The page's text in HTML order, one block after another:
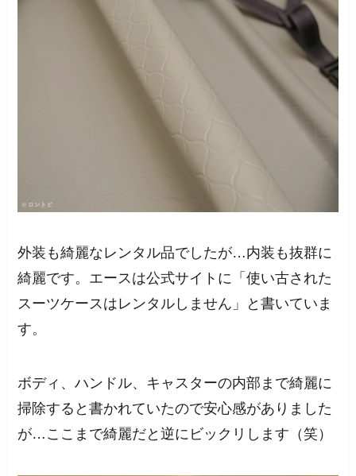
外装も綺麗なレンタル品でしたが…内装も抜群に
綺麗です。エースは公式サイトに「使い古された
スーツケースはレンタルしません」と書いていま
す。
ボディ、ハンドル、キャスターの内部まで綺麗に
掃除すると書かれていたので安心感がありました
が…ここまで綺麗だと逆にビックリします（笑）